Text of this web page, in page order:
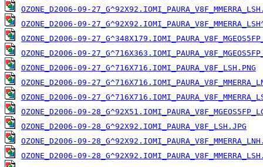
OZONE_D2006-09-
OZONE_D2006-09-
OZONE_D2006-09-
OZONE_D2006-09-
OZONE_D2006-09-27_G^716X716.IOMI_PAURA_V8F_LSH.PNG
OZONE_D2006-09-
OZONE_D2006-09-
OZONE_D2006-09-
OZONE_D2006-09-28_G^92X92.IOMI_PAURA_V8F_LSH.JPG
OZONE_D2006-09-
OZONE_D2006-09-